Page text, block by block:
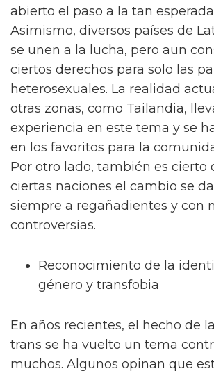
abierto el paso a la tan
Asimismo, diversos países de
se unen a la lucha, pero aun
ciertos derechos para solo las
heterosexuales. La realidad
otras zonas, como Tailandia,
experiencia en este tema y se
en los favoritos para la
Por otro lado, también es cierto
ciertas naciones el cambio se
siempre a regañadientes y con
controversias.
Reconocimiento de la
género y transfobia
En años recientes, el hecho de
trans se ha vuelto un tema
muchos. Algunos opinan que